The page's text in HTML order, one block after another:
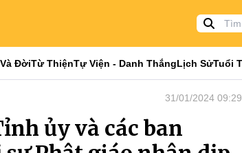
ĐờiTừ ThiệnTự Viện - Danh ThắngLịch SửTuổi
31/01/2024 09:29
ủy và các ban